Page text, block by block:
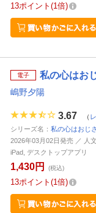
13ポイント 1倍
電子 私の心はお
嶋野夕陽
3.67 （
シリーズ名： 私の心はおじ
2026年03月02日発売 ／ 人
iPad, デスクトップアプリ
1,430円 (税込)
13ポイント 1倍